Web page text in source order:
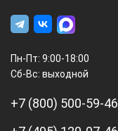
Пн-Пт: 9:00-18:00
Сб-Вс: выходной
+7 (800) 500-59-46